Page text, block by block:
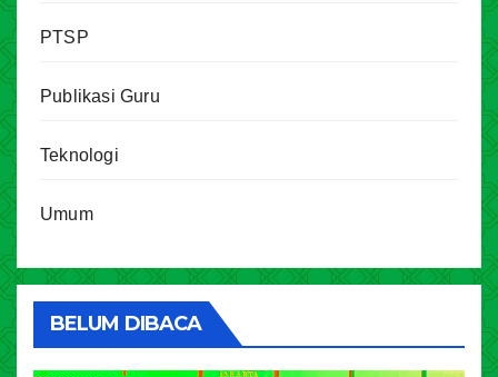
PTSP
Publikasi Guru
Teknologi
Umum
BELUM DIBACA